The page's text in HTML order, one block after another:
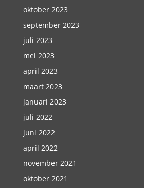
oktober 2023
september 2023
juli 2023
mei 2023
april 2023
maart 2023
januari 2023
juli 2022
juni 2022
april 2022
november 2021
oktober 2021